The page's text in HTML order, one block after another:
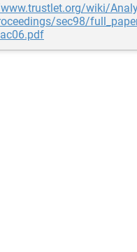
wiki/
sec98/